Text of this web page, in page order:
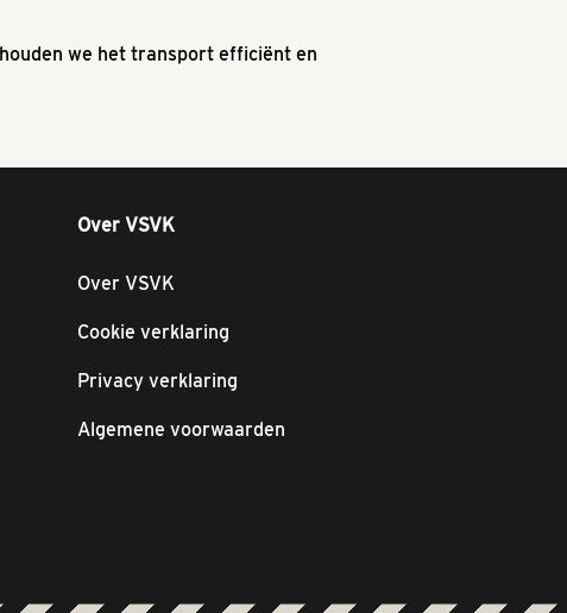
we het transport efficiënt en
Over VSVK
Over VSVK
Cookie verklaring
Privacy verklaring
Algemene voorwaarden